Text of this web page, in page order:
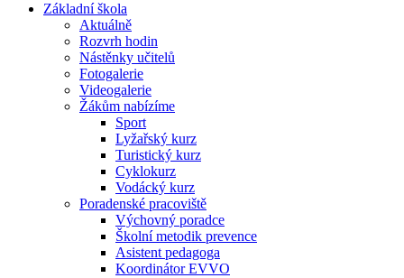
Základní škola
Aktuálně
Rozvrh hodin
Nástěnky učitelů
Fotogalerie
Videogalerie
Žákům nabízíme
Sport
Lyžařský kurz
Turistický kurz
Cyklokurz
Vodácký kurz
Poradenské pracoviště
Výchovný poradce
Školní metodik prevence
Asistent pedagoga
Koordinátor EVVO